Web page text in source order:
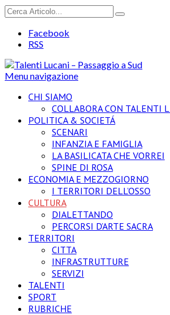
Facebook
RSS
Menu navigazione
CHI SIAMO
COLLABORA CON TALENTI
POLITICA & SOCIETÁ
SCENARI
INFANZIA E FAMIGLIA
LA BASILICATA CHE VORREI
SPINE DI ROSA
ECONOMIA E MEZZOGIORNO
I TERRITORI DELL’OSSO
CULTURA
DIALETTANDO
PERCORSI D’ARTE SACRA
TERRITORI
CITTA
INFRASTRUTTURE
SERVIZI
TALENTI
SPORT
RUBRICHE